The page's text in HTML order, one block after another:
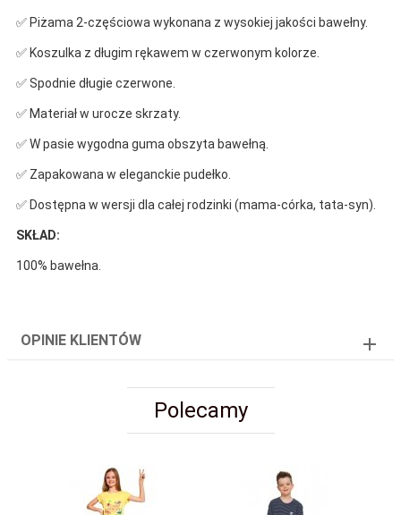
✅ Piżama 2-częściowa wykonana z wysokiej jakości bawełny.
✅ Koszulka z długim rękawem w czerwonym kolorze.
✅ Spodnie długie czerwone.
✅ Materiał w urocze skrzaty.
✅ W pasie wygodna guma obszyta bawełną.
✅ Zapakowana w eleganckie pudełko.
✅ Dostępna w wersji dla całej rodzinki (mama-córka, tata-syn).
SKŁAD:
100% bawełna.
OPINIE KLIENTÓW
Polecamy